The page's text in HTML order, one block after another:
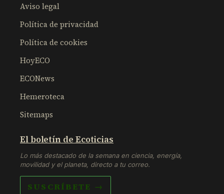
Aviso legal
Política de privacidad
Política de cookies
HoyECO
ECONews
Hemeroteca
Sitemaps
El boletín de Ecoticias
Lo más destacado de la semana en ciencia, energía,
movilidad y el planeta, directo a tu correo.
SUSCRÍBETE →